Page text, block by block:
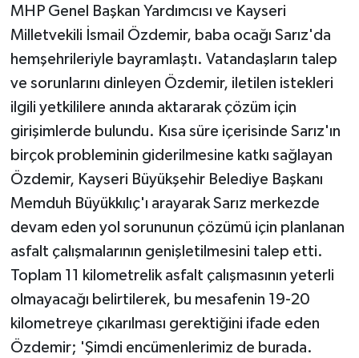
MHP Genel Başkan Yardımcısı ve Kayseri
Milletvekili İsmail Özdemir, baba ocağı Sarız'da
hemşehrileriyle bayramlaştı. Vatandaşların talep
ve sorunlarını dinleyen Özdemir, iletilen istekleri
ilgili yetkililere anında aktararak çözüm için
girişimlerde bulundu. Kısa süre içerisinde Sarız'ın
birçok probleminin giderilmesine katkı sağlayan
Özdemir, Kayseri Büyükşehir Belediye Başkanı
Memduh Büyükkılıç'ı arayarak Sarız merkezde
devam eden yol sorununun çözümü için planlanan
asfalt çalışmalarının genişletilmesini talep etti.
Toplam 11 kilometrelik asfalt çalışmasının yeterli
olmayacağı belirtilerek, bu mesafenin 19-20
kilometreye çıkarılması gerektiğini ifade eden
Özdemir; 'Şimdi encümenlerimiz de burada.
KÜLTÜR SANAT
MAGAZİN
POLİTİKA
Sağlık
SİYASET
SPOR HABERLERİ
TEKNOLOJİ
Turizm